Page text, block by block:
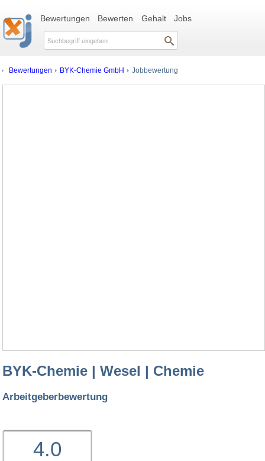
Bewertungen Bewerten Gehalt Jobs
Bewertungen BYK-Chemie GmbH Jobbewertung
BYK-Chemie | Wesel | Chemie
Arbeitgeberbewertung
4.0